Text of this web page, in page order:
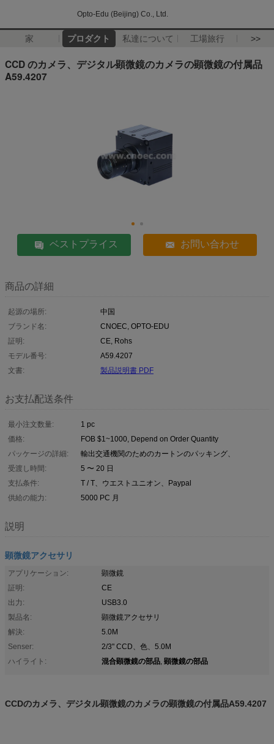
Opto-Edu (Beijing) Co., Ltd.
家 プロダクト 私達について 工場旅行 >>
CCD のカメラ、デジタル顕微鏡のカメラの顕微鏡の付属品
A59.4207
ベストプライス お問い合わせ
商品の詳細
起源の場所:
中国
ブランド名:
CNOEC, OPTO-EDU
証明:
CE, Rohs
モデル番号:
A59.4207
文書:
製品説明書 PDF
お支払配送条件
最小注文数量:
1 pc
価格:
FOB $1~1000, Depend on Order Quantity
パッケージの詳細:
輸出交通機関のためのカートンのパッキング、
受渡し時間:
5 〜 20 日
支払条件:
T / T、ウエストユニオン、Paypal
供給の能力:
5000 PC 月
説明
顕微鏡アクセサリ
アプリケーション:
顕微鏡
証明:
CE
出力:
USB3.0
製品名:
顕微鏡アクセサリ
解決:
5.0M
Senser:
2/3" CCD、色、5.0M
ハイライト:
混合顕微鏡の部品, 顕微鏡の部品
CCDのカメラ、デジタル顕微鏡のカメラの顕微鏡の付属品A59.4207